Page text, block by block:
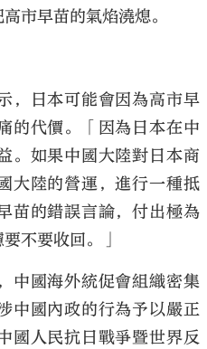
市早苗的氣焰澆熄。
，日本可能會因為高市早
的代價。「因為日本在中
。如果中國大陸對日本商
大陸的營運，進行一種抵
苗的錯誤言論，付出極為
不要收回。」
中國海外統促會組織密集
中國內政的行為予以嚴正
國人民抗日戰爭暨世界反